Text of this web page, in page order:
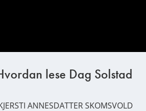
lese Dag Solstad
ANNESDATTER SKOMSVOLD